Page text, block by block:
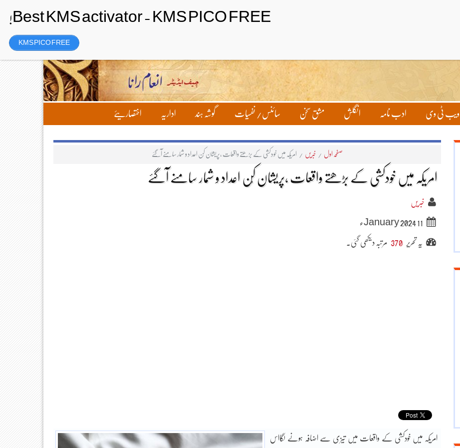
Thursday، 6 August 2026ء
ویب ٹی وی ادب نامہ انگلش مشق سخن سائنس/ نفسیات گوشہ ہند اداریہ اختصاریئے
صفحہ اول / خبریں / امریکہ میں خودکشی کے بڑھتے واقعات ،پریشان کُن اعداد و شمار سامنے آگئے
امریکہ میں خودکشی کے بڑھتے واقعات ،پریشان کُن اعداد و شمار سامنے آگئے
خبریں
11 January 2024ء
یہ تحریر 370 مرتبہ دیکھی گئی۔
امریکہ میں خودکشی کے واقعات میں تیزی سے اضافہ ہونے لگااس
KMS PICO FREE